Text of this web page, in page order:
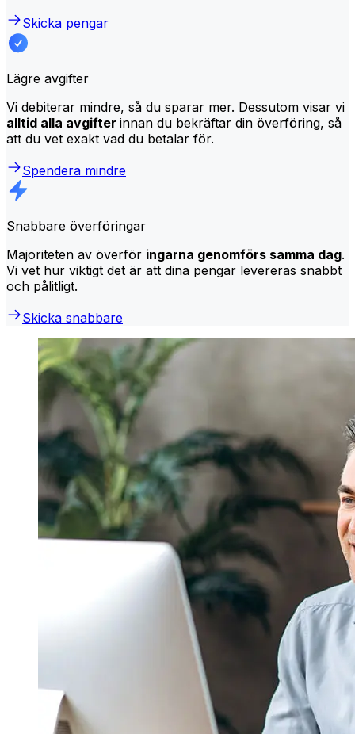
Skicka pengar
Lägre avgifter
Vi debiterar mindre, så du sparar mer. Dessutom visar vi
alltid alla avgifter innan du bekräftar din överföring, så
att du vet exakt vad du betalar för.
Spendera mindre
Snabbare överföringar
Majoriteten av överför ingarna genomförs samma dag.
Vi vet hur viktigt det är att dina pengar levereras snabbt
och pålitligt.
Skicka snabbare